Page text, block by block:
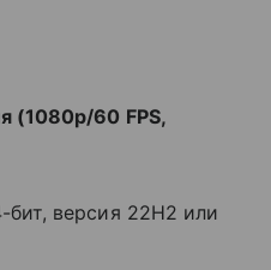
(1080p/60 FPS,
версия 22H2 или